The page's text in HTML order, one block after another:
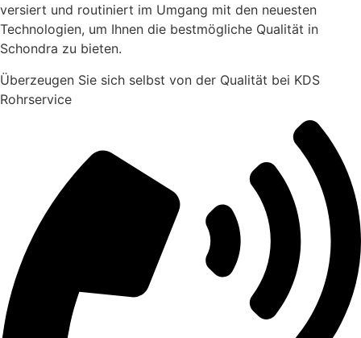
versiert und routiniert im Umgang mit den neuesten
Technologien, um Ihnen die bestmögliche Qualität in
Schondra zu bieten.
Überzeugen Sie sich selbst von der Qualität bei KDS
Rohrservice